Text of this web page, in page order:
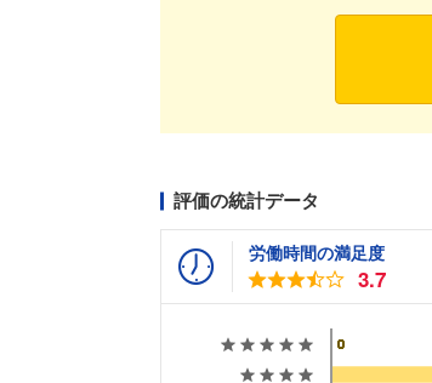
評価の統計データ
労働時間の満足度
3.7